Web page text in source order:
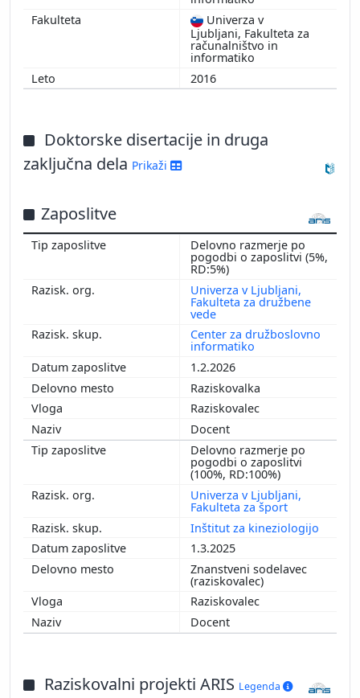
Univerza v
Ljubljani, Fakulteta za
računalništvo in
informatiko
2016
Doktorske disertacije in druga
zaključna dela Prikaži
Zaposlitve
Delovno razmerje po
pogodbi o zaposlitvi (5%,
RD:5%)
Univerza v Ljubljani,
Fakulteta za družbene
vede
Center za družboslovno
informatiko
1.2.2026
Raziskovalka
Raziskovalec
Docent
Delovno razmerje po
pogodbi o zaposlitvi
(100%, RD:100%)
Univerza v Ljubljani,
Fakulteta za šport
Inštitut za kineziologijo
1.3.2025
Znanstveni sodelavec
(raziskovalec)
Raziskovalec
Docent
Raziskovalni projekti ARIS Legenda